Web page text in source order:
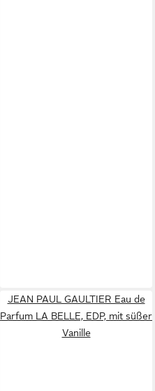
JEAN PAUL GAULTIER Eau de
Parfum LA BELLE, EDP, mit süßer
Vanille